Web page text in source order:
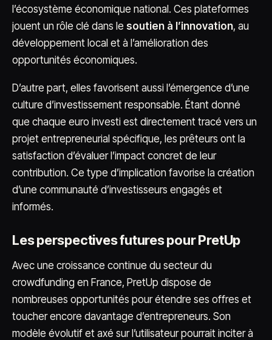
l’écosystème économique national. Ces plateformes
jouent un rôle clé dans le soutien à l’innovation, au
développement local et à l’amélioration des
opportunités économiques.
D’autre part, elles favorisent aussi l’émergence d’une
culture d’investissement responsable. Étant donné
que chaque euro investi est directement tracé vers un
projet entrepreneurial spécifique, les prêteurs ont la
satisfaction d’évaluer l’impact concret de leur
contribution. Ce type d’implication favorise la création
d’une communauté d’investisseurs engagés et
informés.
Les perspectives futures pour PretUp
Avec une croissance continue du secteur du
crowdfunding en France, PretUp dispose de
nombreuses opportunités pour étendre ses offres et
toucher encore davantage d’entrepreneurs. Son
modèle évolutif et axé sur l’utilisateur pourrait inciter à